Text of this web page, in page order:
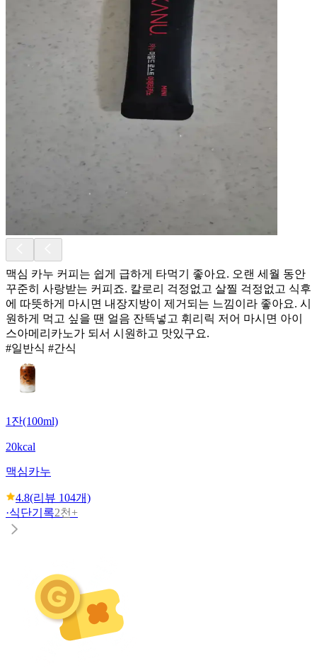
맥심 카누 커피는 쉽게 급하게 타먹기 좋아요. 오랜 세월 동안
꾸준히 사랑받는 커피죠. 칼로리 걱정없고 살찔 걱정없고 식후
에 따뜻하게 마시면 내장지방이 제거되는 느낌이라 좋아요. 시
원하게 먹고 싶을 땐 얼음 잔뜩넣고 휘리릭 저어 마시면 아이
스아메리카노가 되서 시원하고 맛있구요.
#일반식 #간식
1잔(100ml)
20kcal
맥심카누
4.8(리뷰 104개)
·식단기록2천+